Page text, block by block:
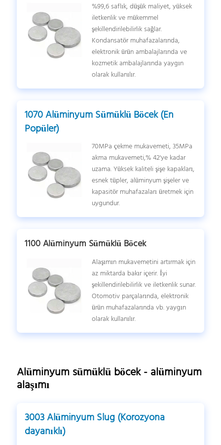
%99,6 saflık, düşük maliyet, yüksek
iletkenlik ve mükemmel
şekillendirilebilirlik sağlar.
Kondansatör muhafazalarında,
elektronik ürün ambalajlarında ve
kozmetik ambalajlarında yaygın
olarak kullanılır.
1070 Alüminyum Sümüklü Böcek (En
Popüler)
70MPa çekme mukavemeti, 35MPa
akma mukavemeti,% 42'ye kadar
uzama. Yüksek kaliteli şişe kapakları,
esnek tüpler, alüminyum şişeler ve
kapasitör muhafazaları üretmek için
uygundur.
1100 Alüminyum Sümüklü Böcek
Alaşımın mukavemetini artırmak için
az miktarda bakır içerir. İyi
şekillendirilebilirlik ve iletkenlik sunar.
Otomotiv parçalarında, elektronik
ürün muhafazalarında vb. yaygın
olarak kullanılır.
Alüminyum sümüklü böcek - alüminyum
alaşımı
3003 Alüminyum Slug (Korozyona
dayanıklı)